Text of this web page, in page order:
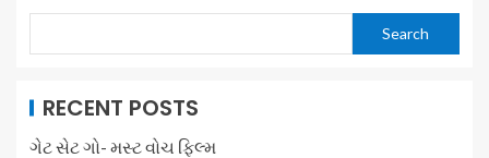
Search
RECENT POSTS
ગેટ સેટ ગો- મસ્ટ વોચ ફિલ્મ